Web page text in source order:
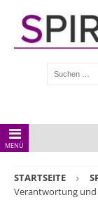
MENÜ
STARTSEITE
Verantwortung und